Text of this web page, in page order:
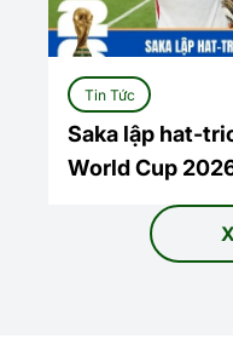
Tin Tức
Saka lập hat-
World Cup